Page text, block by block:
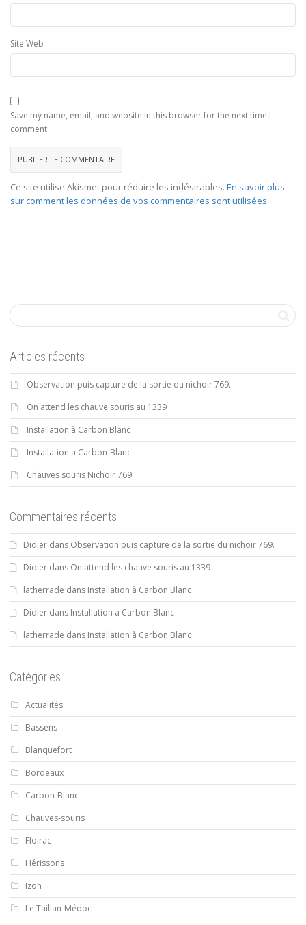
Site Web
Save my name, email, and website in this browser for the next time I
comment.
Ce site utilise Akismet pour réduire les indésirables. En savoir plus
sur comment les données de vos commentaires sont utilisées.
Articles récents
Observation puis capture de la sortie du nichoir 769.
On attend les chauve souris au 1339
Installation à Carbon Blanc
Installation a Carbon-Blanc
Chauves souris Nichoir 769
Commentaires récents
Didier dans Observation puis capture de la sortie du nichoir 769.
Didier dans On attend les chauve souris au 1339
latherrade dans Installation à Carbon Blanc
Didier dans Installation à Carbon Blanc
latherrade dans Installation à Carbon Blanc
Catégories
Actualités
Bassens
Blanquefort
Bordeaux
Carbon-Blanc
Chauves-souris
Floirac
Hérissons
Izon
Le Taillan-Médoc